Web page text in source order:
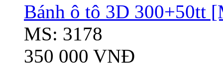
Bánh ô tô 3D 300+50tt
MS: 3178
350 000 VNĐ